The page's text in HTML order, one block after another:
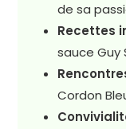
de sa
Recettes
sauce Guy
Cordon